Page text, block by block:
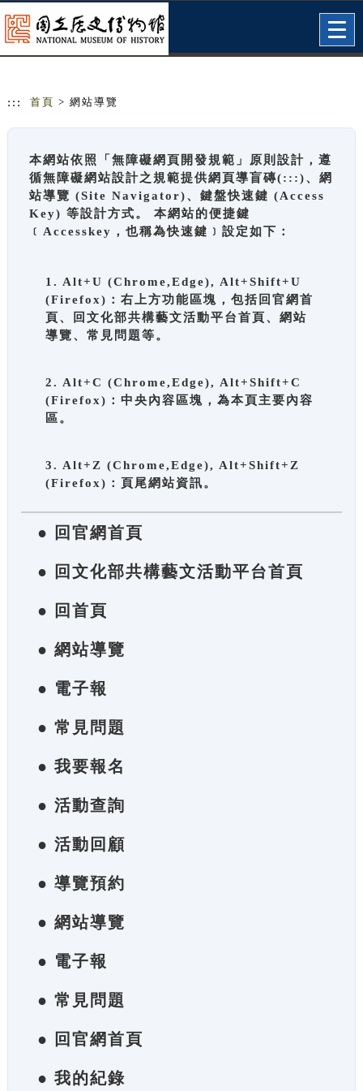
::: 首頁 > 網站導覽
本網站依照「無障礙網頁開發規範」原則設計，遵
循無障礙網站設計之規範提供網頁導盲磚(:::)、網
站導覽 (Site Navigator)、鍵盤快速鍵 (Access
Key) 等設計方式。 本網站的便捷鍵
﹝Accesskey，也稱為快速鍵﹞設定如下：
1. Alt+U (Chrome,Edge), Alt+Shift+U
(Firefox)：右上方功能區塊，包括回官網首
頁、回文化部共構藝文活動平台首頁、網站
導覽、常見問題等。
2. Alt+C (Chrome,Edge), Alt+Shift+C
(Firefox)：中央內容區塊，為本頁主要內容
區。
3. Alt+Z (Chrome,Edge), Alt+Shift+Z
(Firefox)：頁尾網站資訊。
● 回官網首頁
● 回文化部共構藝文活動平台首頁
● 回首頁
● 網站導覽
● 電子報
● 常見問題
● 我要報名
● 活動查詢
● 活動回顧
● 導覽預約
● 網站導覽
● 電子報
● 常見問題
● 回官網首頁
● 我的紀錄